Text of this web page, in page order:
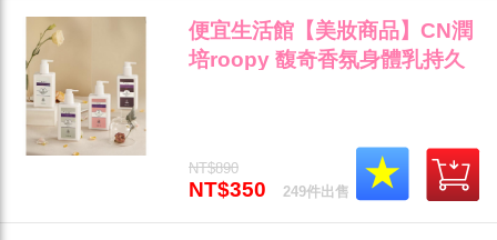
便宜生活館【美妝商品】CN潤
培roopy 馥奇香氛身體乳持久
NT$890
NT$350 249件出售